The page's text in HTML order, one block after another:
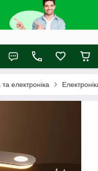
та електроніка